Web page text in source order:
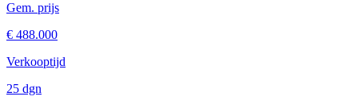
Gem. prijs
€ 488.000
Verkooptijd
25 dgn